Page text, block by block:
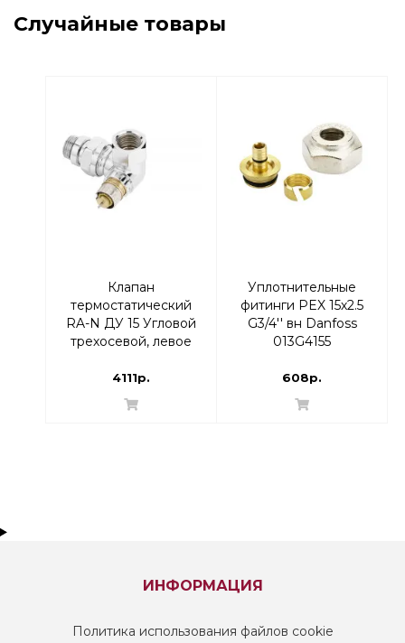
Случайные товары
Клапан
термостатический
RA-N ДУ 15 Угловой
трехосевой, левое
хромированный |
Danfoss 013G4240
RTR-N
4111р.
Уплотнительные
фитинги PEX 15х2.5
G3/4'' вн Danfoss
013G4155
608р.
ИНФОРМАЦИЯ
Политика использования файлов cookie